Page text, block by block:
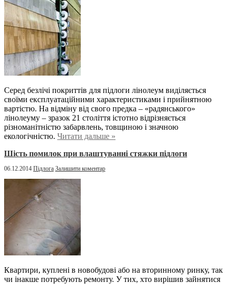
Серед безлічі покриттів для підлоги лінолеум виділяється
своїми експлуатаційними характеристиками і прийнятною
вартістю. На відміну від свого предка – «радянського»
лінолеуму – зразок 21 століття істотно відрізняється
різноманітністю забарвлень, товщиною і значною
екологічністю. Читати дальше »
Шість помилок при влаштуванні стяжки підлоги
06.12.2014 Підлога Залишити коментар
Квартири, куплені в новобудові або на вторинному ринку, так
чи інакше потребують ремонту. У тих, хто вирішив зайнятися